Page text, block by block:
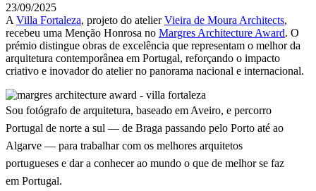
23/09/2025
A Villa Fortaleza, projeto do atelierVieira de Moura Architects,
recebeu uma Menção Honrosa no Margres Architecture Award. O
prémio distingue obras de excelência que representam o melhor da
arquitetura contemporânea em Portugal, reforçando o impacto
criativo e inovador do atelier no panorama nacional e internacional.
Sou fotógrafo de arquitetura, baseado em Aveiro, e percorro
Portugal de norte a sul — de Braga passando pelo Porto até ao
Algarve — para trabalhar com os melhores arquitetos
portugueses e dar a conhecer ao mundo o que de melhor se faz
em Portugal.